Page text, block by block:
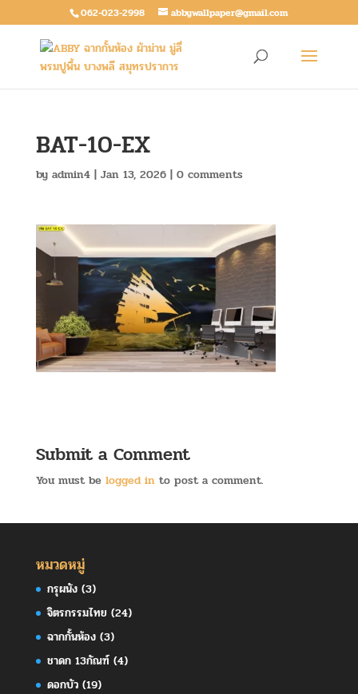
062-023-2998 abbywallpaper@gmail.com
BAT-10-EX
by admin4| Jan 13, 2026| 0 comments
Submit a Comment
You must be logged into post a comment.
หมวดหมู่
กรุผนัง(3)
จิตรกรรมไทย (24)
ฉากกั้นห้อง(3)
ชาดก 13กัณฑ์(4)
ดอกบัว(19)